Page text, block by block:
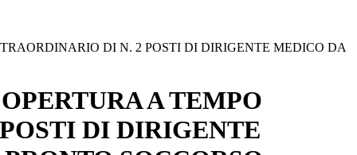
DI N. 2 POSTI DI DIRIGENTE MEDICO DA
A TEMPO
DI DIRIGENTE